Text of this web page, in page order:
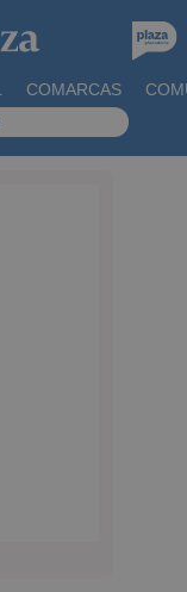
COMARCAS